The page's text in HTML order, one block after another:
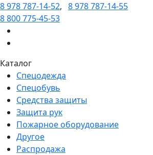
8 978 787-14-52, 8 978 787-14-55
8 800 775-45-53
Каталог
Спецодежда
Спецобувь
Средства защиты
Защита рук
Пожарное оборудование
Другое
Распродажа